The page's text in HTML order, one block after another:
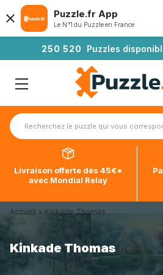
250 520 Puzzles
Livraison offerte dès 45€*
avec Mondial Relay
Accueil >Kinkade Thomas
Kinkade Thomas
Puzzle.fr App
Le N°1 du Puzzle en France